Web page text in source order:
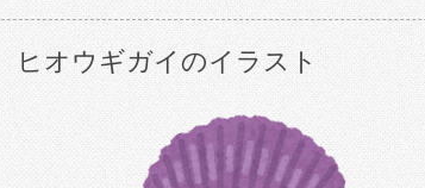
ヒオウギガイのイラスト